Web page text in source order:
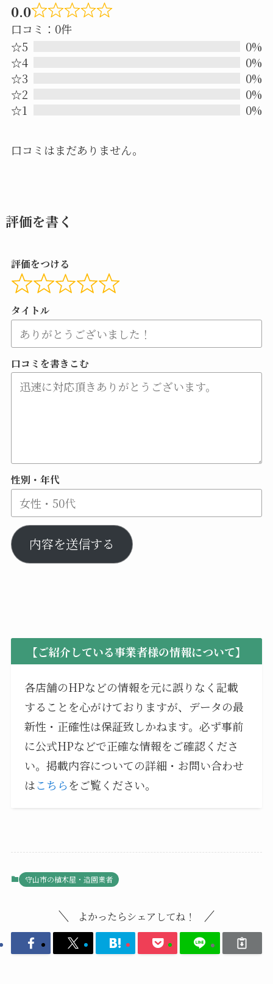
0.0
Rated
口コミ：0件
☆5
0%
☆4
0%
☆3
0%
☆2
0%
☆1
0%
口コミはまだありません。
評価を書く
評価をつける
タイトル
口コミを書きこむ
性別・年代
内容を送信する
【ご紹介している事業者様の情報について】
各店舗のHPなどの情報を元に誤りなく記載
することを心がけておりますが、データの最
新性・正確性は保証致しかねます。必ず事前
に公式HPなどで正確な情報をご確認くださ
い。掲載内容についての詳細・お問い合わせ
はこちらをご覧ください。
守山市の植木屋・造園業者
よかったらシェアしてね！